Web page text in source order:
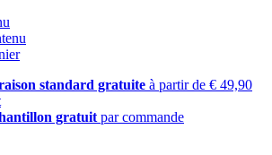
standard gratuite à partir de € 49,90
gratuit par commande